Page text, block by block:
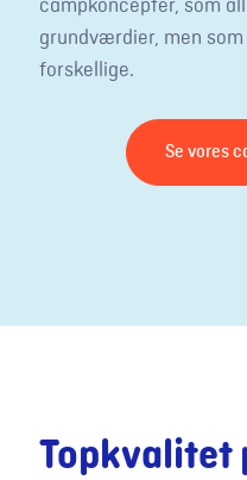
campkoncepter, som
grundværdier, men
forskellige.
Se vores
Topkvalitet